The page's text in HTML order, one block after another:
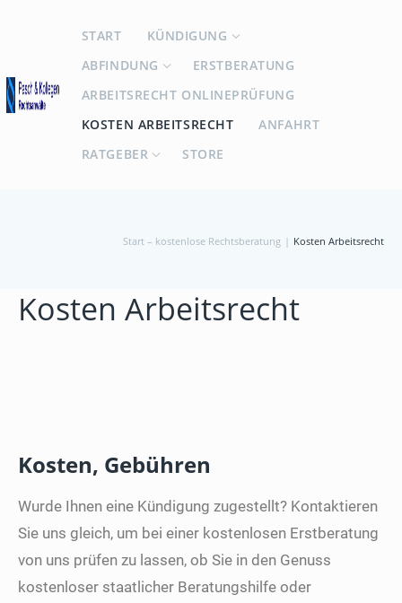
START
KÜNDIGUNG
ABFINDUNG
ERSTBERATUNG
ARBEITSRECHT ONLINEPRÜFUNG
KOSTEN ARBEITSRECHT
ANFAHRT
RATGEBER
STORE
Start – kostenlose Rechtsberatung | Kosten Arbeitsrecht
Kosten Arbeitsrecht
Kosten, Gebühren
Wurde Ihnen eine Kündigung zugestellt? Kontaktieren
Sie uns gleich, um bei einer kostenlosen Erstberatung
von uns prüfen zu lassen, ob Sie in den Genuss
kostenloser staatlicher Beratungshilfe oder